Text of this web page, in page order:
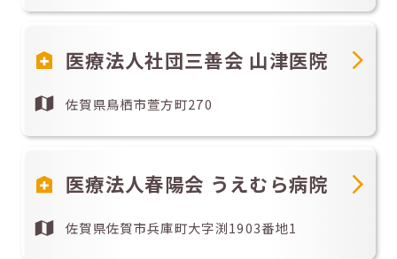
医療法人社団三善会 山津医院
佐賀県鳥栖市萱方町270
医療法人春陽会 うえむら病院
佐賀県佐賀市兵庫町大字渕1903番地1